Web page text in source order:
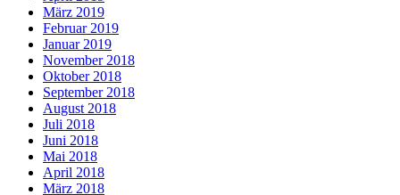
März 2019
Februar 2019
Januar 2019
November 2018
Oktober 2018
September 2018
August 2018
Juli 2018
Juni 2018
Mai 2018
April 2018
März 2018